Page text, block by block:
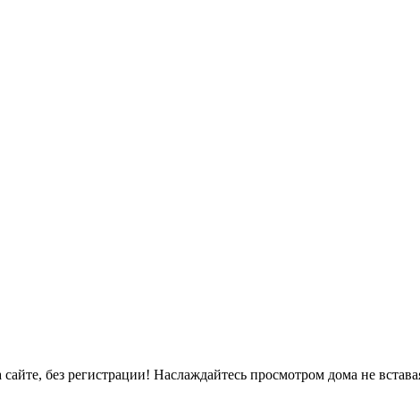
без регистрации! Наслаждайтесь просмотром дома не